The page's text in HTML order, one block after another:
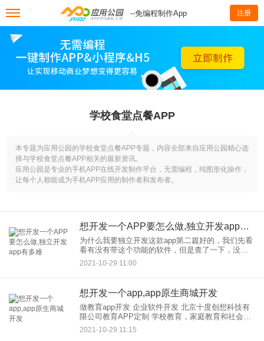
--免编程制作App 注册
学校食堂点餐APP
本专题为应用公园的学校食堂点餐APP专题，内容全部来自应用公园精心选
择与学校食堂点餐APP相关的最新资讯。
应用公园是专业的手机APP在线开发制作平台，无需编程，纯图形化操作，
让每个人都能成为手机APP应用的制作者和发布者。
想开发一个APP要怎么做,独立开发app有多难
为什么我要独立开发这款app第二篇好的，我们先看
看有没有带这个功能的软件，但是查了一下，没
有。可能有纯英文的软件，或者搜索范围不够专
业。总之没有找到。那我们该怎么办？开发自己一
2021-10-29 11:00
想开发一个app,app原生商城开发
做教育app开发 企业软件开发 北京十度创想科技有
限公司教育APP定制 学校教育，家庭教育和社会教
育的结合提高了教育的服务和管理效率，提高了整
2021-10-29 11:15